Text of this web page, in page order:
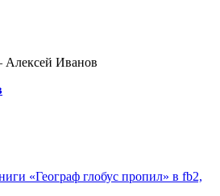
Алексей Иванов
«Географ глобус пропил» в fb2,